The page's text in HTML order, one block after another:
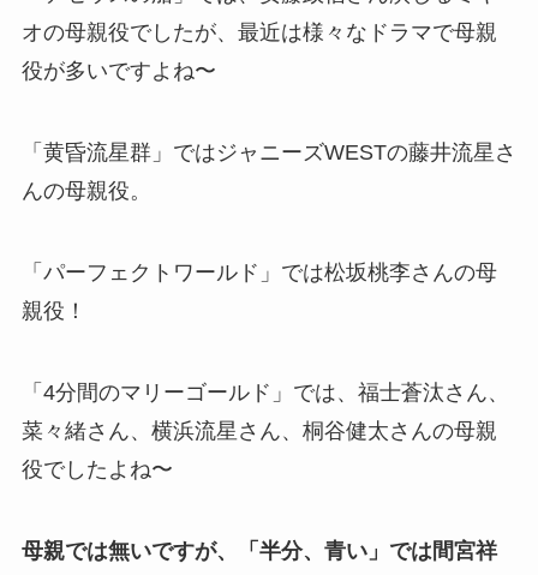
オの母親役でしたが、最近は様々なドラマで母親
役が多いですよね〜
「黄昏流星群」ではジャニーズWESTの藤井流星さ
んの母親役。
「パーフェクトワールド」では松坂桃李さんの母
親役！
「4分間のマリーゴールド」では、福士蒼汰さん、
菜々緒さん、横浜流星さん、桐谷健太さんの母親
役でしたよね〜
母親では無いですが、「半分、青い」では間宮祥